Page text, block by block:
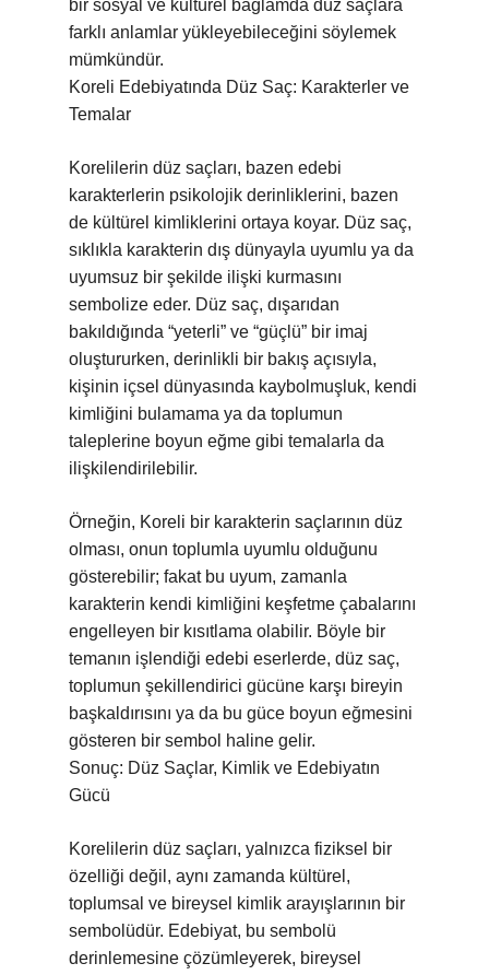
bir sosyal ve kültürel bağlamda düz saçlara
farklı anlamlar yükleyebileceğini söylemek
mümkündür.
Koreli Edebiyatında Düz Saç: Karakterler ve
Temalar
Korelilerin düz saçları, bazen edebi
karakterlerin psikolojik derinliklerini, bazen
de kültürel kimliklerini ortaya koyar. Düz saç,
sıklıkla karakterin dış dünyayla uyumlu ya da
uyumsuz bir şekilde ilişki kurmasını
sembolize eder. Düz saç, dışarıdan
bakıldığında “yeterli” ve “güçlü” bir imaj
oluştururken, derinlikli bir bakış açısıyla,
kişinin içsel dünyasında kaybolmuşluk, kendi
kimliğini bulamama ya da toplumun
taleplerine boyun eğme gibi temalarla da
ilişkilendirilebilir.
Örneğin, Koreli bir karakterin saçlarının düz
olması, onun toplumla uyumlu olduğunu
gösterebilir; fakat bu uyum, zamanla
karakterin kendi kimliğini keşfetme çabalarını
engelleyen bir kısıtlama olabilir. Böyle bir
temanın işlendiği edebi eserlerde, düz saç,
toplumun şekillendirici gücüne karşı bireyin
başkaldırısını ya da bu güce boyun eğmesini
gösteren bir sembol haline gelir.
Sonuç: Düz Saçlar, Kimlik ve Edebiyatın
Gücü
Korelilerin düz saçları, yalnızca fiziksel bir
özelliği değil, aynı zamanda kültürel,
toplumsal ve bireysel kimlik arayışlarının bir
sembolüdür. Edebiyat, bu sembolü
derinlemesine çözümleyerek, bireysel